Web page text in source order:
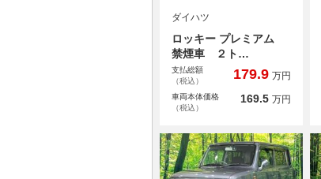
ダイハツ
ロッキー プレミアム
禁煙車 ２ト…
支払総額
（税込）
179.9 万円
車両本体価格
（税込）
169.5 万円